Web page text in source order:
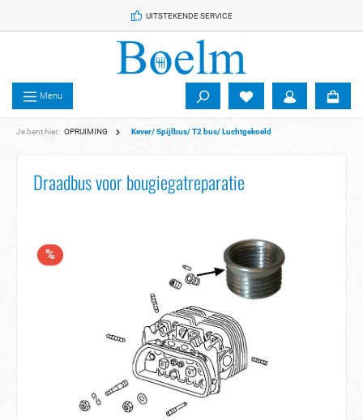
UITSTEKENDE SERVICE
Menu
Je bent hier: OPRUIMING Kever/ Spijlbus/ T2 bus/ Luchtgekoeld
Draadbus voor bougiegatreparatie
%